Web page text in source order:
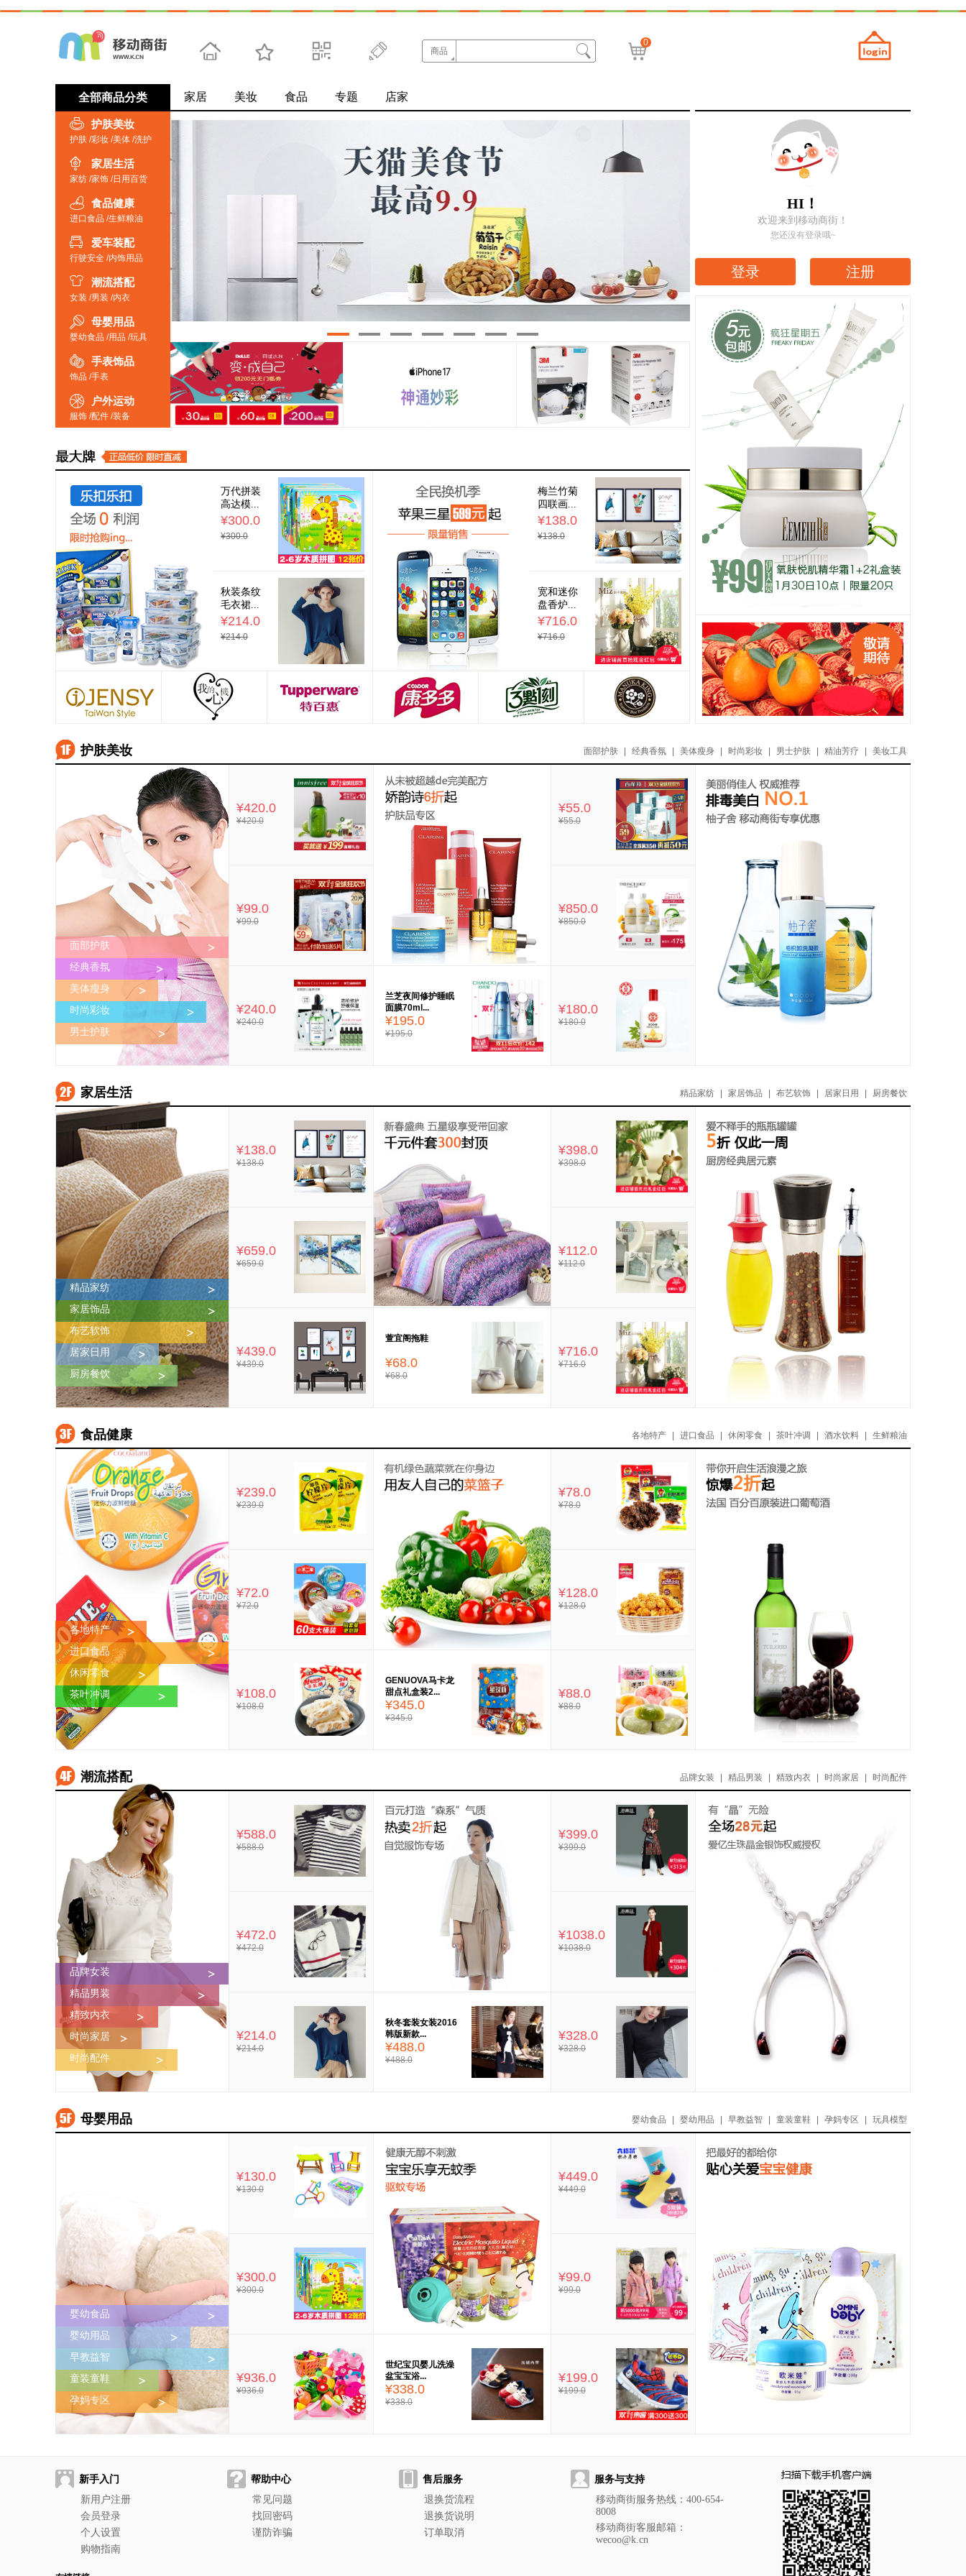
首页 收藏 求扫码 微博
商品
0
全部商品分类
护肤美妆
护肤 /彩妆 /美体 /洗护
家居生活
家纺 /家饰 /日用百货
食品健康
进口食品 /生鲜粮油
爱车装配
行驶安全 /内饰用品
潮流搭配
女装 /男装 /内衣
母婴用品
婴幼食品 /用品 /玩具
手表饰品
饰品 /手表
户外运动
服饰 /配件 /装备
家居 美妆 食品 专题 店家
HI！
欢迎来到移动商街！
您还没有登录哦~
登录 注册
万代拼装
高达模...
¥300.0
¥300.0
秋装条纹
毛衣裙...
¥214.0
¥214.0
梅兰竹菊
四联画...
¥138.0
¥138.0
宽和迷你
盘香炉...
¥716.0
¥716.0
护肤美妆
面部护肤
经典香氛
美体瘦身
时尚彩妆
男士护肤
面部护肤 经典香氛 美体瘦身 时尚彩妆 男士护肤 精油芳疗 美妆工具
¥420.0
¥420.0
¥99.0
¥99.0
¥240.0
¥240.0
兰芝夜间修护睡眠
面膜70ml...
¥195.0
¥195.0
¥55.0
¥55.0
¥850.0
¥850.0
¥180.0
¥180.0
家居生活
精品家纺
家居饰品
布艺软饰
居家日用
厨房餐饮
精品家纺 家居饰品 布艺软饰 居家日用 厨房餐饮
¥138.0
¥138.0
¥659.0
¥659.0
¥439.0
¥439.0
萱宜阁拖鞋
¥68.0
¥68.0
¥398.0
¥398.0
¥112.0
¥112.0
¥716.0
¥716.0
食品健康
各地特产
进口食品
休闲零食
茶叶冲调
各地特产 进口食品 休闲零食 茶叶冲调 酒水饮料 生鲜粮油
¥239.0
¥239.0
¥72.0
¥72.0
¥108.0
¥108.0
GENUOVA马卡龙
甜点礼盒装2...
¥345.0
¥345.0
¥78.0
¥78.0
¥128.0
¥128.0
¥88.0
¥88.0
潮流搭配
品牌女装
精品男装
精致内衣
时尚家居
时尚配件
品牌女装 精品男装 精致内衣 时尚家居 时尚配件
¥588.0
¥588.0
¥472.0
¥472.0
¥214.0
¥214.0
秋冬套装女装2016
韩版新款...
¥488.0
¥488.0
¥399.0
¥399.0
¥1038.0
¥1038.0
¥328.0
¥328.0
母婴用品
婴幼食品
婴幼用品
早教益智
童装童鞋
孕妈专区
婴幼食品 婴幼用品 早教益智 童装童鞋 孕妈专区 玩具模型
¥130.0
¥130.0
¥300.0
¥300.0
¥936.0
¥936.0
世纪宝贝婴儿洗澡
盆宝宝浴...
¥338.0
¥338.0
¥449.0
¥449.0
¥99.0
¥99.0
¥199.0
¥199.0
新手入门
新用户注册
会员登录
个人设置
购物指南
帮助中心
常见问题
找回密码
谨防诈骗
售后服务
退换货流程
退换货说明
订单取消
服务与支持
移动商街服务热线：400-654-
8008
移动商街客服邮箱：
wecoo@k.cn